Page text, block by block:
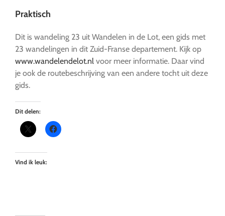
Praktisch
Dit is wandeling 23 uit Wandelen in de Lot, een gids met
23 wandelingen in dit Zuid-Franse departement. Kijk op
www.wandelendelot.nl voor meer informatie. Daar vind
je ook de routebeschrijving van een andere tocht uit deze
gids.
Dit delen:
Vind ik leuk: